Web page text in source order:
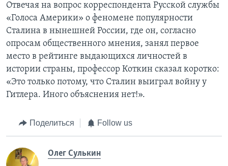
Отвечая на вопрос корреспондента Русской службы
«Голоса Америки» о феномене популярности
Сталина в нынешней России, где он, согласно
опросам общественного мнения, занял первое
место в рейтинге выдающихся личностей в
истории страны, профессор Коткин сказал коротко:
«Это только потому, что Сталин выиграл войну у
Гитлера. Иного объяснения нет!».
Поделиться Follow us
Олег Сулькин